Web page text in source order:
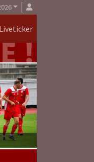
Liveticker